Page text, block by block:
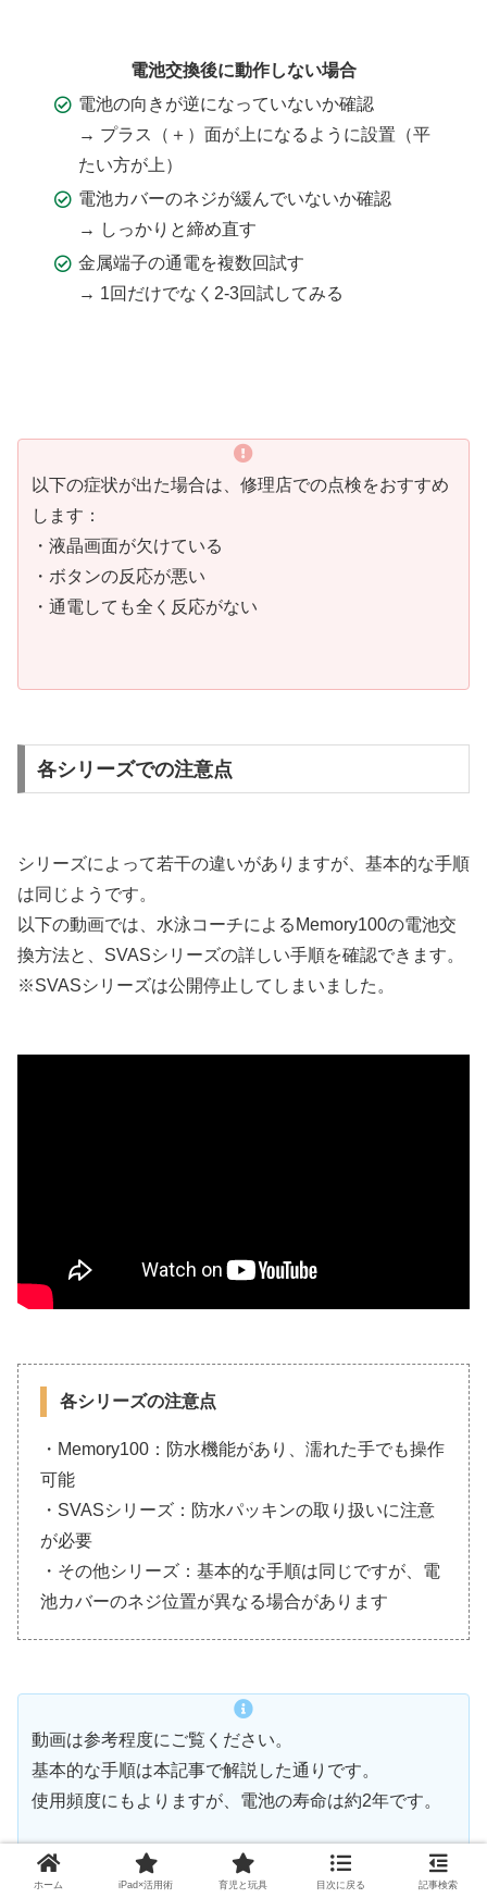
電池交換後に動作しない場合
電池の向きが逆になっていないか確認
→ プラス（＋）面が上になるように設置（平
たい方が上）
電池カバーのネジが緩んでいないか確認
→ しっかりと締め直す
金属端子の通電を複数回試す
→ 1回だけでなく2-3回試してみる
以下の症状が出た場合は、修理店での点検をおすすめ
します：
・液晶画面が欠けている
・ボタンの反応が悪い
・通電しても全く反応がない
各シリーズでの注意点
シリーズによって若干の違いがありますが、基本的な手順
は同じようです。
以下の動画では、水泳コーチによるMemory100の電池交
換方法と、SVASシリーズの詳しい手順を確認できます。
※SVASシリーズは公開停止してしまいました。
各シリーズの注意点
・Memory100：防水機能があり、濡れた手でも操作
可能
・SVASシリーズ：防水パッキンの取り扱いに注意
が必要
・その他シリーズ：基本的な手順は同じですが、電
池カバーのネジ位置が異なる場合があります
動画は参考程度にご覧ください。
基本的な手順は本記事で解説した通りです。
使用頻度にもよりますが、電池の寿命は約2年です。
ホーム iPad×活用術 育児と玩具 目次に戻る 記事検索